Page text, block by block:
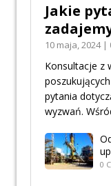
Jakie
10 maja, 2024 |
Konsultacje z
pytania
wyzwań.
0